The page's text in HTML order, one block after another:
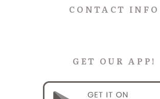
CONTACT INFO
GET OUR APP!